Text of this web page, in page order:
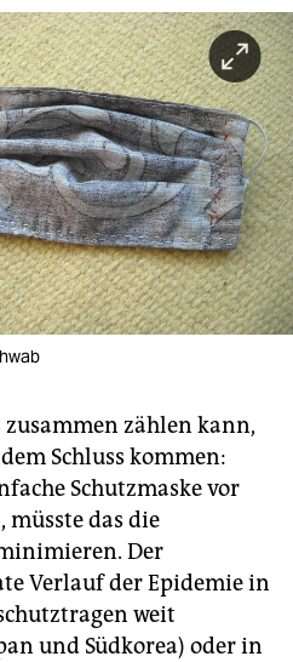
zusammen zählen kann,
Schluss kommen:
Schutzmaske vor
das die
Der
Verlauf der Epidemie in
weit
und Südkorea) oder in